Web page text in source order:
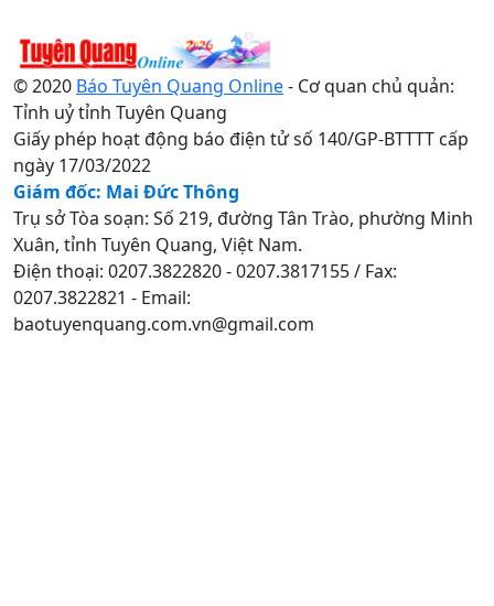
© 2020 Báo Tuyên Quang Online- Cơ quan chủ quản:
Tỉnh uỷ tỉnh Tuyên Quang
Giấy phép hoạt động báo điện tử số 140/GP-BTTTT cấp
ngày 17/03/2022
Giám đốc: Mai Đức Thông
Trụ sở Tòa soạn: Số 219, đường Tân Trào, phường Minh
Xuân, tỉnh Tuyên Quang, Việt Nam.
Điện thoại: 0207.3822820 - 0207.3817155 / Fax:
0207.3822821 - Email:
baotuyenquang.com.vn@gmail.com